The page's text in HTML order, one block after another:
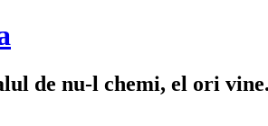
de nu-l chemi, el ori